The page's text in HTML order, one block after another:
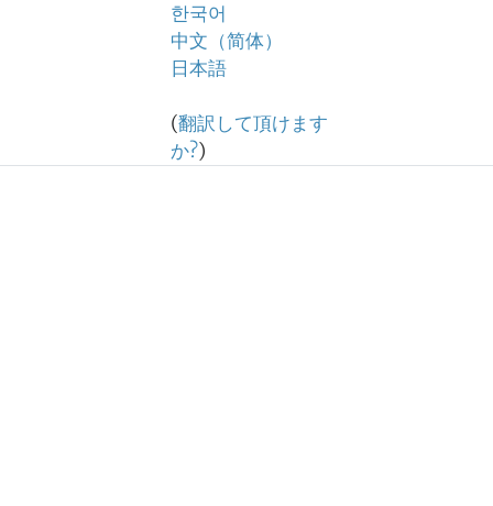
한국어
中文（简体）
日本語
(翻訳して頂けます
か?)